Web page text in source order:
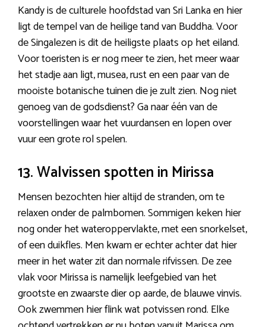
Kandy is de culturele hoofdstad van Sri Lanka en hier
ligt de tempel van de heilige tand van Buddha. Voor
de Singalezen is dit de heiligste plaats op het eiland.
Voor toeristen is er nog meer te zien, het meer waar
het stadje aan ligt, musea, rust en een paar van de
mooiste botanische tuinen die je zult zien. Nog niet
genoeg van de godsdienst? Ga naar één van de
voorstellingen waar het vuurdansen en lopen over
vuur een grote rol spelen.
13. Walvissen spotten in Mirissa
Mensen bezochten hier altijd de stranden, om te
relaxen onder de palmbomen. Sommigen keken hier
nog onder het wateroppervlakte, met een snorkelset,
of een duikfles. Men kwam er echter achter dat hier
meer in het water zit dan normale rifvissen. De zee
vlak voor Mirissa is namelijk leefgebied van het
grootste en zwaarste dier op aarde, de blauwe vinvis.
Ook zwemmen hier flink wat potvissen rond. Elke